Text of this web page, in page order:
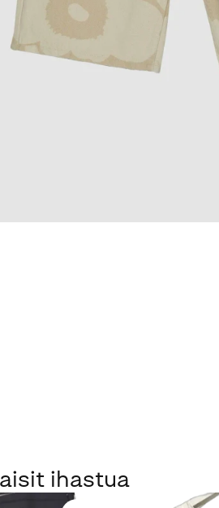
ihastua